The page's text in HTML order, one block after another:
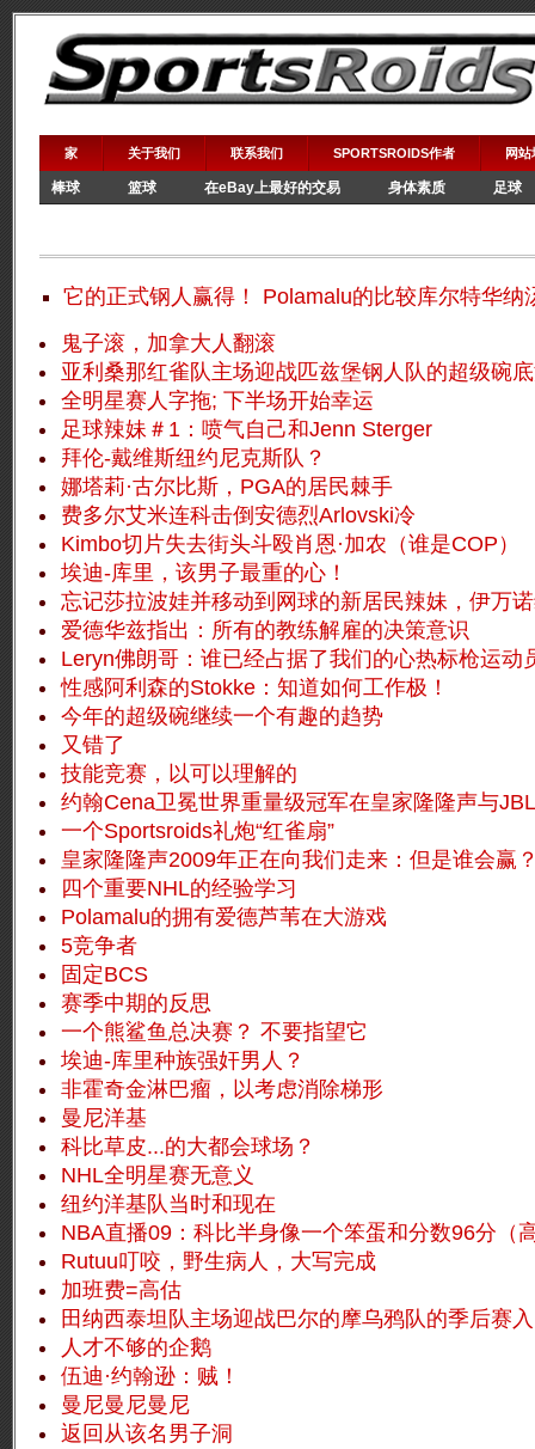
家 关于我们 联系我们 SPORTSROIDS作者 网站
棒球 篮球 在eBay上最好的交易 身体素质 足球
它的正式钢人赢得！
Polamalu的比较库尔特华纳
鬼子滚，加拿大人翻滚
亚利桑那红雀队主场迎战匹兹堡钢人队的超级碗
全明星赛人字拖; 下半场开始幸运
足球辣妹＃1：喷气自己和Jenn Sterger
拜伦-戴维斯纽约尼克斯队？
娜塔莉·古尔比斯，PGA的居民棘手
费多尔艾米连科击倒安德烈Arlovski冷
Kimbo切片失去街头斗殴肖恩·加农（谁是COP）
埃迪-库里，该男子最重的心！
忘记莎拉波娃并移动到网球的新居民辣妹，伊万
爱德华兹指出：所有的教练解雇的决策意识
Leryn佛朗哥：谁已经占据了我们的心热标枪运动
性感阿利森的Stokke：知道如何工作极！
今年的超级碗继续一个有趣的趋势
又错了
技能竞赛，以可以理解的
约翰Cena卫冕世界重量级冠军在皇家隆隆声与JBL
一个Sportsroids礼炮“红雀扇”
皇家隆隆声2009年正在向我们走来：但是谁会赢
四个重要NHL的经验学习
Polamalu的拥有爱德芦苇在大游戏
5竞争者
固定BCS
赛季中期的反思
一个熊鲨鱼总决赛？ 不要指望它
埃迪-库里种族强奸男人？
非霍奇金淋巴瘤，以考虑消除梯形
曼尼洋基
科比草皮...的大都会球场？
NHL全明星赛无意义
纽约洋基队当时和现在
NBA直播09：科比半身像一个笨蛋和分数96分（
Rutuu叮咬，野生病人，大写完成
加班费=高估
田纳西泰坦队主场迎战巴尔的摩乌鸦队的季后赛
人才不够的企鹅
伍迪·约翰逊：贼！
曼尼曼尼曼尼
返回从该名男子洞